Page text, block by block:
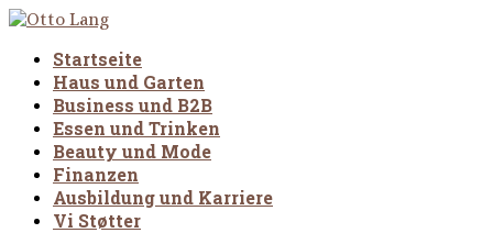
Startseite
Haus und Garten
Business und B2B
Essen und Trinken
Beauty und Mode
Finanzen
Ausbildung und Karriere
Vi Støtter